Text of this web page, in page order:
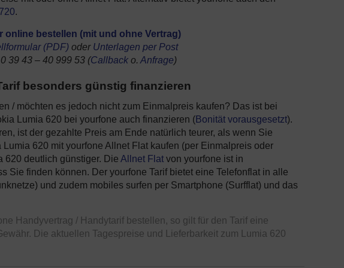
.
online bestellen (mit und ohne Vertrag)
(PDF) oder Unterlagen per Post
39 43 – 40 999 53 (Callbacko. Anfrage)
besonders günstig finanzieren
/ möchten es jedoch nicht zum Einmalpreis kaufen? Das ist bei
Lumia 620 bei yourfone auch finanzieren (Bonität vorausgesetzt).
ist der gezahlte Preis am Ende natürlich teurer, als wenn Sie
620 mit yourfone Allnet Flat kaufen (per Einmalpreis oder
620 deutlich günstiger. Die Allnet Flat von yourfone ist in
Sie finden können. Der yourfone Tarif bietet eine Telefonflat in alle
und zudem mobiles surfen per Smartphone (Surfflat) und das
Handyvertrag / Handytarif bestellen, so gilt für den Tarif eine
Die aktuellen Tagespreise und Lieferbarkeit zum Lumia 620